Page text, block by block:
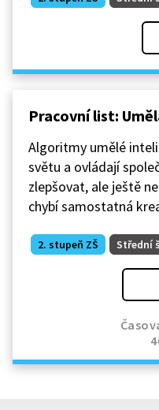
Pracovní list:
Algoritmy umělé
světu a ovládají
zlepšovat, ale ještě
chybí samostatná
2. stupeň ZŠ Střední